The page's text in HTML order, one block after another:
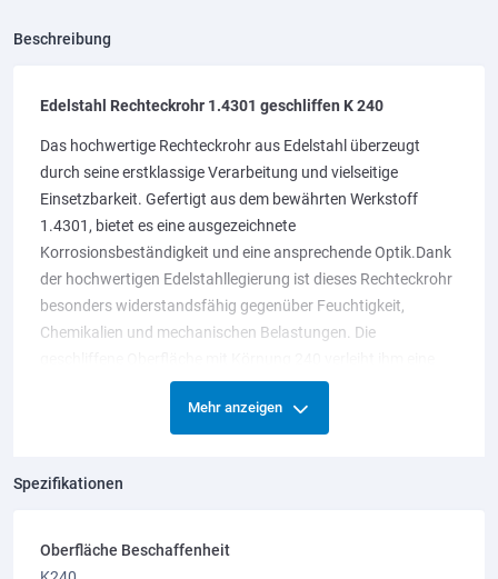
Beschreibung
Edelstahl Rechteckrohr 1.4301 geschliffen K 240
Das hochwertige Rechteckrohr aus Edelstahl überzeugt
durch seine erstklassige Verarbeitung und vielseitige
Einsetzbarkeit. Gefertigt aus dem bewährten Werkstoff
1.4301, bietet es eine ausgezeichnete
Korrosionsbeständigkeit und eine ansprechende Optik.Dank
der hochwertigen Edelstahllegierung ist dieses Rechteckrohr
besonders widerstandsfähig gegenüber Feuchtigkeit,
Chemikalien und mechanischen Belastungen. Die
gleichmäßige Struktur und ein edles Finish.
Ob im Maschinenbau, Geländerbau, Möbelbau oder für
dekorative Zwecke – das Edelstahl Rechteckrohr ist die
hervorragend schweißen, bearbeiten und verarbeiten.
ideal für den Einsatz im Freien. Es trotzt Wind und Wetter und
Mehr anzeigen
Spezifikationen
Oberfläche Beschaffenheit